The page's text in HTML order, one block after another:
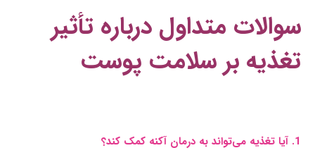
سوالات متداول درباره تأثیر
تغذیه بر سلامت پوست
1. آیا تغذیه می‌تواند به درمان آکنه کمک کند؟